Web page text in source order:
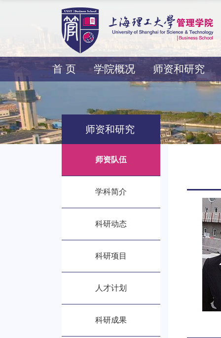
首 页 学院概况 师资和研究
师资和研究
师资队伍
学科简介
科研动态
科研项目
人才计划
科研成果